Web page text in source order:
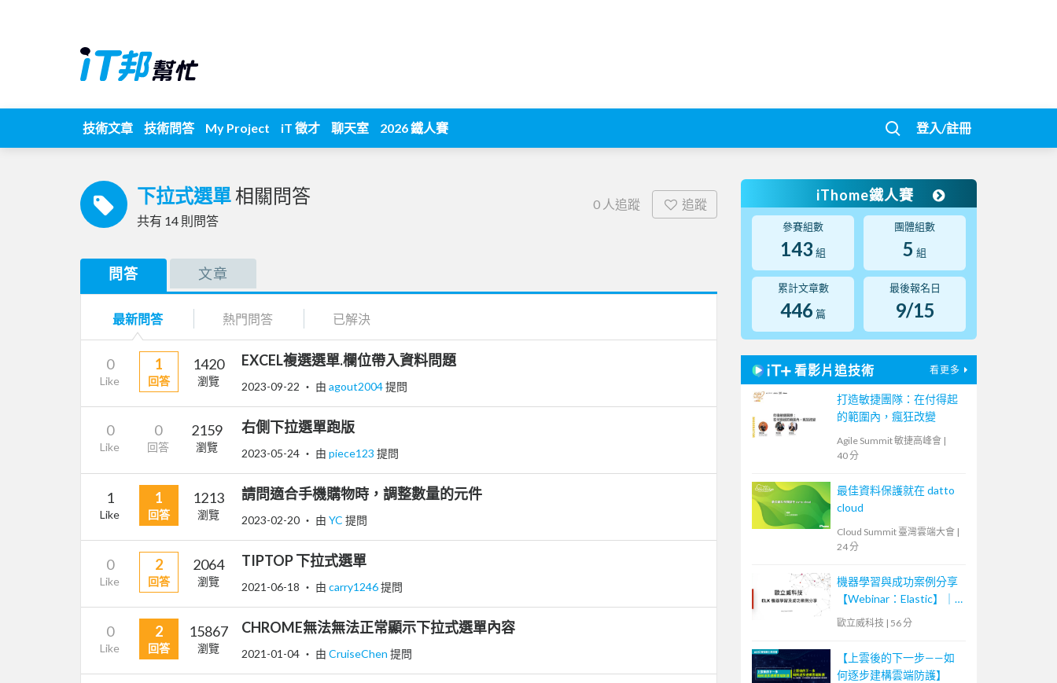
技術文章 技術問答 My Project iT 徵才 聊天室 2026 鐵人賽 登入/註冊
下拉式選單 相關問答
共有 14 則問答
0 人追蹤 追蹤
問答 文章
最新問答 熱門問答 已解決
0
Like
1
回答
1420
瀏覽
EXCEL複選選單.欄位帶入資料問題
2023-09-22 ‧ 由 agout2004提問
0
Like
0
回答
2159
瀏覽
右側下拉選單跑版
2023-05-24 ‧ 由 piece123 提問
1
Like
1
回答
1213
瀏覽
請問適合手機購物時，調整數量的元件
2023-02-20 ‧ 由 YC 提問
0
Like
2
回答
2064
瀏覽
TIPTOP 下拉式選單
2021-06-18 ‧ 由 carry1246提問
0
Like
2
回答
15867
瀏覽
CHROME無法無法正常顯示下拉式選單內容
2021-01-04 ‧ 由 CruiseChen 提問
iThome鐵人賽
參賽組數
143 組
團體組數
5 組
累計文章數
446 篇
最後報名日
9/15
看影片追技術 看更多
打造敏捷團隊：在付得起
的範圍內，瘋狂改變
Agile Summit 敏捷高峰會 |
40 分
最佳資料保護就在 datto
cloud
Cloud Summit 臺灣雲端大會 |
24 分
機器學習與成功案例分享
【Webinar：Elastic】｜
歐立威科技
歐立威科技 | 56 分
【上雲後的下一步——如
何逐步建構雲端防護】